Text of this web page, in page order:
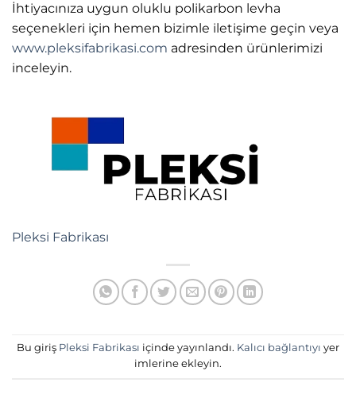
İhtiyacınıza uygun oluklu polikarbon levha
seçenekleri için hemen bizimle iletişime geçin veya
www.pleksifabrikasi.com adresinden ürünlerimizi
inceleyin.
Pleksi Fabrikası
Bu giriş Pleksi Fabrikası içinde yayınlandı. Kalıcı bağlantıyı yer
imlerine ekleyin.